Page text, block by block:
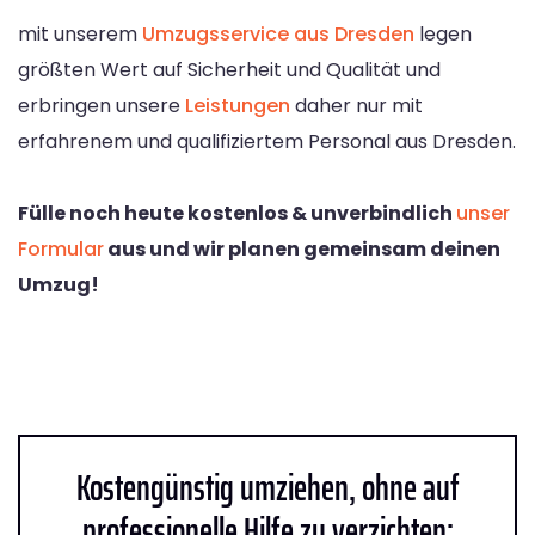
mit unserem Umzugsservice aus Dresden legen
größten Wert auf Sicherheit und Qualität und
erbringen unsere Leistungen daher nur mit
erfahrenem und qualifiziertem Personal aus Dresden.
Fülle noch heute kostenlos & unverbindlich unser
Formularaus und wir planen gemeinsam deinen
Umzug!
Kostengünstig umziehen, ohne auf